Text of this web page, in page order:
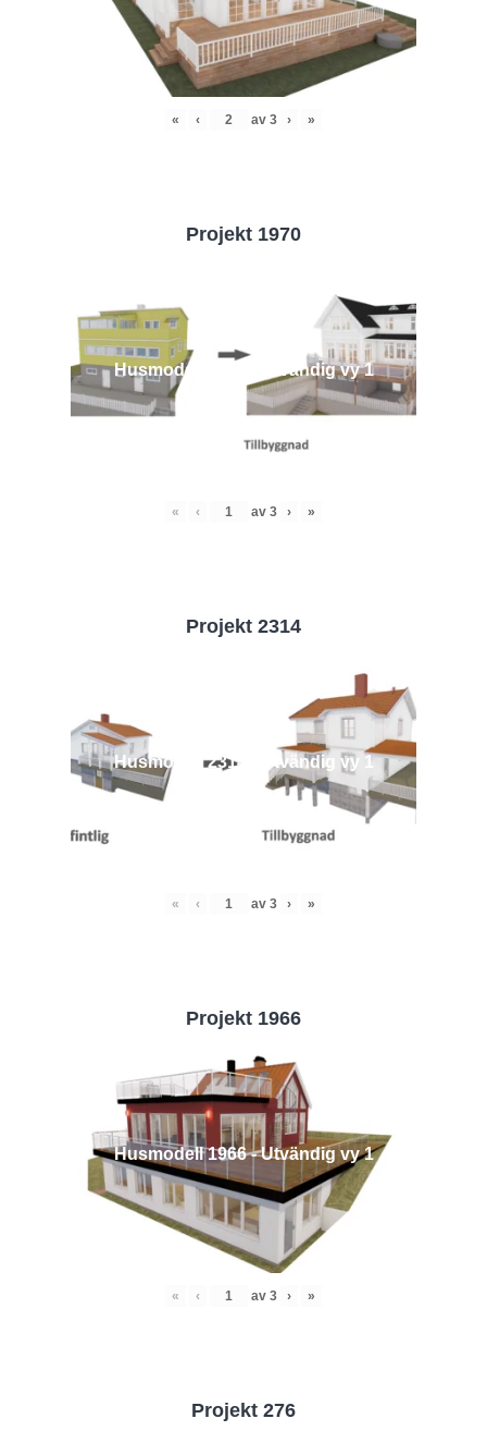
« ‹ av 3 › »
Projekt 1970
Husmodell 1970 - Utvändig vy 1
« ‹ av 3 › »
Projekt 2314
Husmodell 2314 - Utvändig vy 1
« ‹ av 3 › »
Projekt 1966
Husmodell 1966 - Utvändig vy 1
« ‹ av 3 › »
Projekt 276